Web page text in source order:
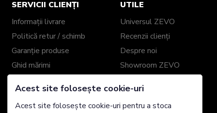
SERVICII CLIENȚI
Informații livrare
Politică retur / schimb
Garanție produse
Ghid mărimi
UTILE
Universul ZEVO
Recenzii clienți
Despre noi
Showroom ZEVO
Genți și Portofele din
Piele Personalizate
Acest site folosește cookie-uri
Acest site folosește cookie-uri pentru a stoca